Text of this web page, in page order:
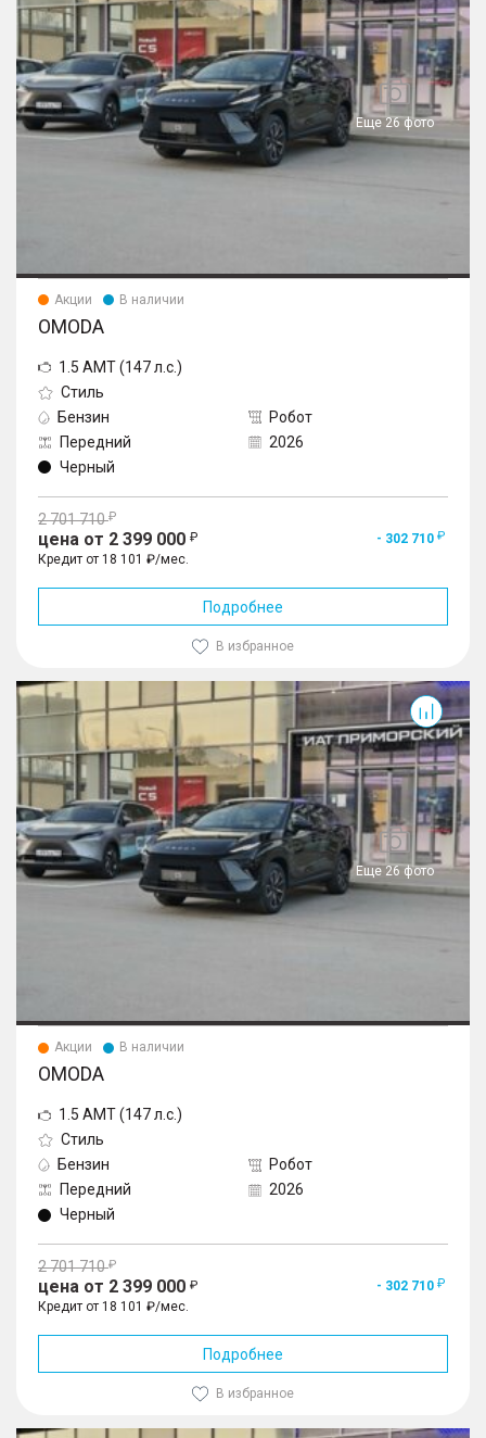
Еще 26 фото
Акции В наличии
OMODA
1.5 AMT (147 л.с.)
Стиль
Бензин
Робот
Передний
2026
Черный
2 701 710
цена от 2 399 000
- 302 710
Кредит от 18 101 ₽/мес.
Подробнее
В избранное
Еще 26 фото
Акции В наличии
OMODA
1.5 AMT (147 л.с.)
Стиль
Бензин
Робот
Передний
2026
Черный
2 701 710
цена от 2 399 000
- 302 710
Кредит от 18 101 ₽/мес.
Подробнее
В избранное